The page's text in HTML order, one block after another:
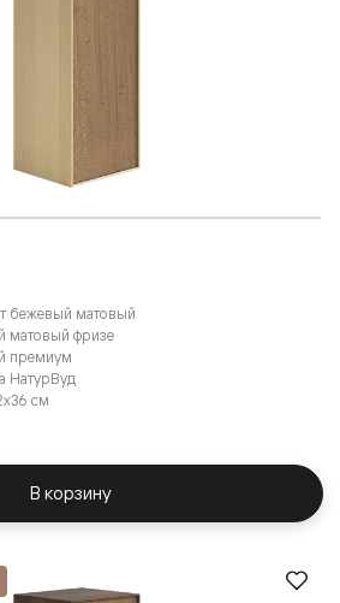
бежевый матовый
матовый фризе
премиум
НатурВуд
см
В корзину